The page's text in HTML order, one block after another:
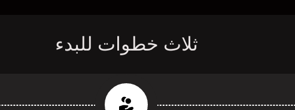
ثلاث خطوات للبدء